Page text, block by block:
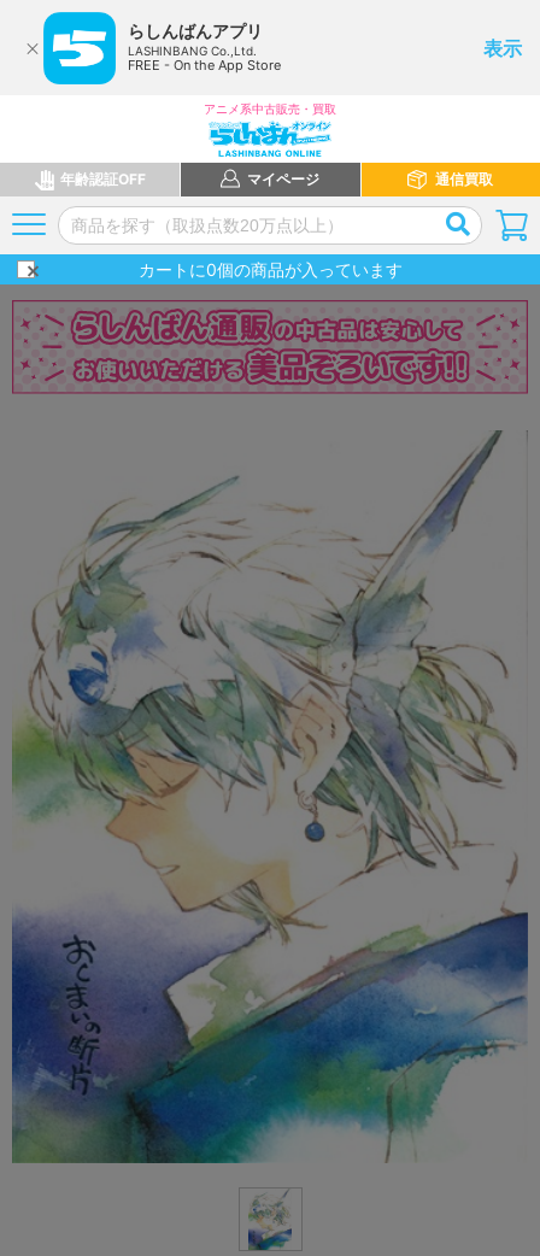
らしんばんアプリ
LASHINBANG Co.,Ltd.
FREE - On the App Store
表示
アニメ系中古販売・買取
年齢認証OFF マイページ 通信買取
カートに0個の商品が入っています